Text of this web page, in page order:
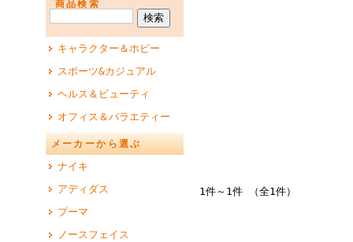
商品検索
キャラクター＆ホビー
スポーツ&カジュアル
ヘルス＆ビューティ
オフィス＆バラエティー
メーカーから選ぶ
ナイキ
アディダス
プーマ
ノースフェイス
1件～1件 （全1件）